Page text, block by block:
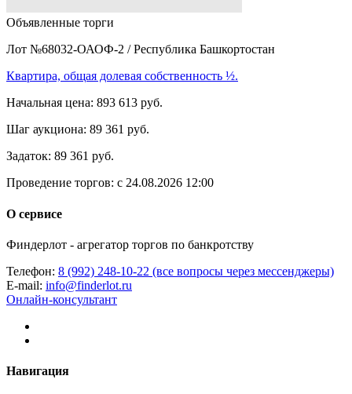
Объявленные торги
Лот №68032-ОАОФ-2 / Республика Башкортостан
Квартира, общая долевая собственность ½.
Начальная цена: 893 613 руб.
Шаг аукциона: 89 361 руб.
Задаток: 89 361 руб.
Проведение торгов: с 24.08.2026 12:00
О сервисе
Финдерлот - агрегатор торгов по банкротству
Телефон: 8 (992) 248-10-22 (все вопросы через мессенджеры)
E-mail: info@finderlot.ru
Онлайн-консультант
Навигация